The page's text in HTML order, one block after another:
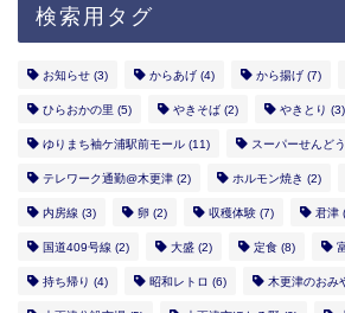
検索用タグ
お知らせ (3) からあげ (4) から揚げ (7)
ひらおかの里 (5) やきそば (2) やきとり (3)
ゆりまち袖ケ浦駅前モール (11) スーパーせんどう
テレワーク通勤@木更津 (2) ホルモン焼き (2)
内房線 (3) 卵 (2) 収穫体験 (7) 君津
国道409号線 (2) 大盛 (2) 定食 (8)
持ち帰り (4) 昭和レトロ (6) 木更津のおみ